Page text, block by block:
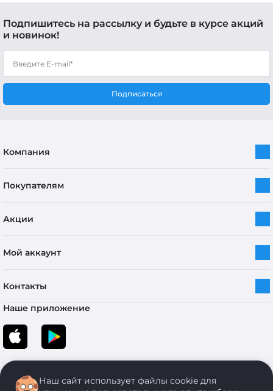
Подпишитесь на рассылку и будьте в курсе акций
и новинок!
Подписаться
Компания
Покупателям
Акции
Мой аккаунт
Контакты
Наше приложение
Наш сайт использует файлы cookie для